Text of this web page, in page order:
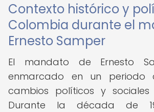
Contexto histórico y
Colombia durante el
Ernesto Samper
El mandato de Ernesto
enmarcado en un periodo
cambios políticos y sociales
Durante la década de